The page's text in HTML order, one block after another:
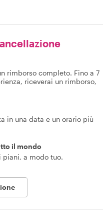
rimborso completo. Fino a 7
riceverai un rimborso,
in una data e un orario più
il mondo
a modo tuo.